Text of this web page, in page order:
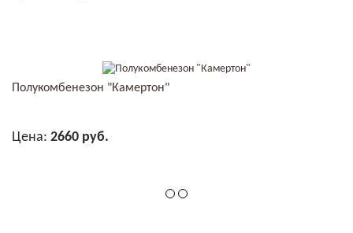
Полукомбенезон "Камертон"
Цена: 2660 руб.